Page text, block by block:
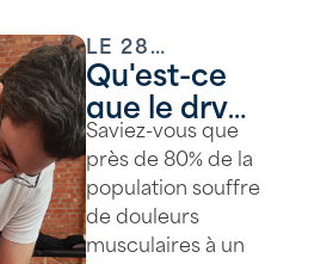
LE28
SEPTEMBRE
2025
Qu'est-ce
que le dry
needling ?
Saviez-vous que
près de 80% de la
population souffre
de douleurs
musculaires à un